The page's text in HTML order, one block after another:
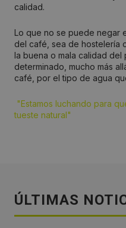
calidad.
Lo que no se puede negar
del café, sea de hostelería
la buena o mala calidad
determinado, mucho más
café, por el tipo de agua
"Estamos luchando para
tueste natural"
ÚLTIMAS